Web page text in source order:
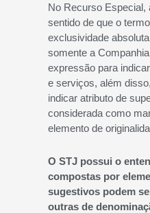
No Recurso Especial,
sentido de que o
exclusividade
somente a
expressão para
e serviços, além
indicar atributo de
considerada como
elemento de
O STJ possui o
compostas por
sugestivos podem
outras de